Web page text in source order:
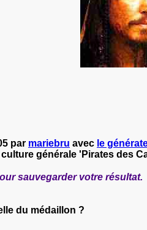
par mariebru avec le
générale 'Pirates des
sauvegarder votre résultat.
du médaillon ?